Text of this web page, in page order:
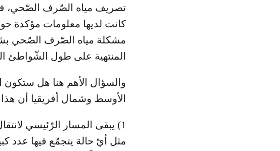
تصريف مياه الصّرف الصّحي،
كانت لديها معلومات مؤكدة
مشكلة مياه الصّرف الصّحي
المنتهية على طول الشّواطئ
والسؤال الأهم هنا هل ستكون
الأوسط وشمال أفريقيا أن
1) يبقى المسار الرّئيسي
مثل أيّ حالة يتجمّع فيها عدد